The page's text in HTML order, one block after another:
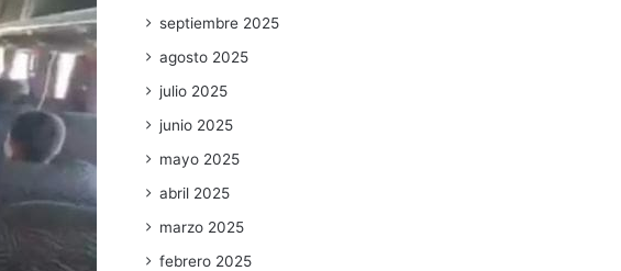
septiembre 2025
agosto 2025
julio 2025
junio 2025
mayo 2025
abril 2025
marzo 2025
febrero 2025